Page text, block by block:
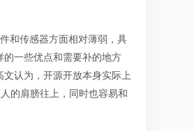
和传感器方面相对薄弱，具
一些优点和需要补的地方
认为，开源开放本身实际上
的肩膀往上，同时也容易和